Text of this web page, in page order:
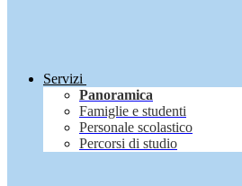
Servizi
Panoramica
Famiglie e studenti
Personale scolastico
Percorsi di studio